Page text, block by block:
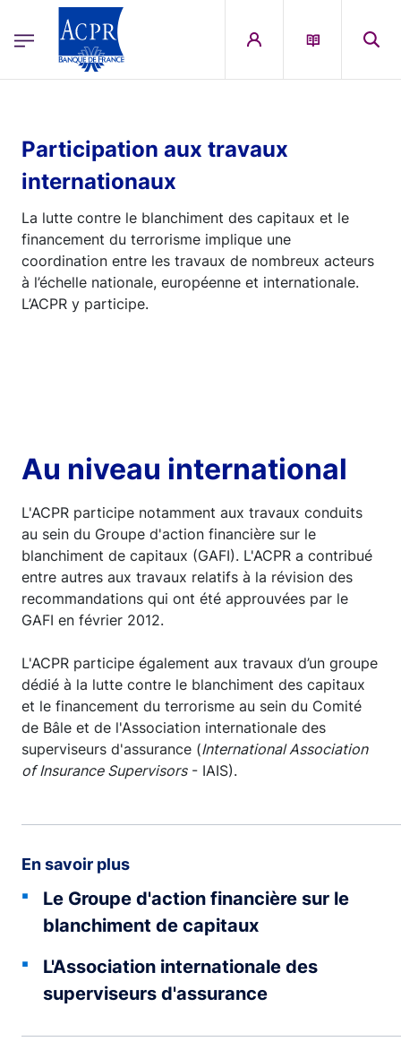
ACPR Menu Principal (English)
Participation aux travaux
internationaux
La lutte contre le blanchiment des capitaux et le
financement du terrorisme implique une
coordination entre les travaux de nombreux acteurs
à l’échelle nationale, européenne et internationale.
L’ACPR y participe.
Au niveau international
L'ACPR participe notamment aux travaux conduits
au sein du Groupe d'action financière sur le
blanchiment de capitaux (GAFI). L'ACPR a contribué
entre autres aux travaux relatifs à la révision des
recommandations qui ont été approuvées par le
GAFI en février 2012.
L'ACPR participe également aux travaux d’un groupe
dédié à la lutte contre le blanchiment des capitaux
et le financement du terrorisme au sein du Comité
de Bâle et de l'Association internationale des
superviseurs d'assurance (International Association
of Insurance Supervisors- IAIS).
En savoir plus
Le Groupe d'action financière sur le
blanchiment de capitaux
L'Association internationale des
superviseurs d'assurance